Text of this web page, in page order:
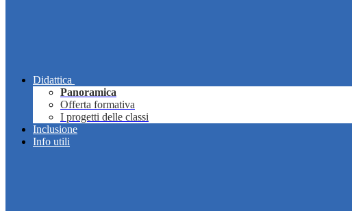
Didattica
Panoramica
Offerta formativa
I progetti delle classi
Inclusione
Info utili